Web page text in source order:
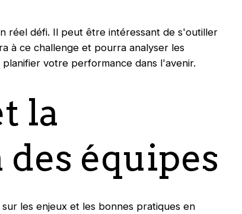
réel défi. Il peut être intéressant de s'outiller
à ce challenge et pourra analyser les
votre performance dans l'avenir.
la
équipes
les enjeux et les bonnes pratiques en